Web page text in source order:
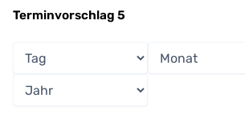
Terminvorschlag 5